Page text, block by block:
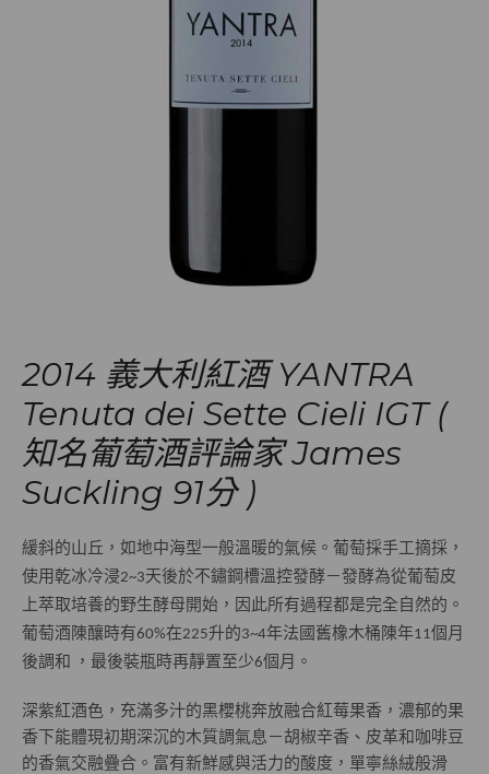
2014 義大利紅酒 YANTRA
Tenuta dei Sette Cieli IGT (
知名葡萄酒評論家 James
Suckling 91分 )
緩斜的山丘，如地中海型一般溫暖的氣候。葡萄採手工摘採，
使用乾冰冷浸2~3天後於不鏽鋼槽溫控發酵－發酵為從葡萄皮
上萃取培養的野生酵母開始，因此所有過程都是完全自然的。
葡萄酒陳釀時有60%在225升的3~4年法國舊橡木桶陳年11個月
後調和 ，最後裝瓶時再靜置至少6個月。
深紫紅酒色，充滿多汁的黑櫻桃奔放融合紅莓果香，濃郁的果
香下能體現初期深沉的木質調氣息－胡椒辛香、皮革和咖啡豆
的香氣交融疊合。富有新鮮感與活力的酸度，單寧絲絨般滑